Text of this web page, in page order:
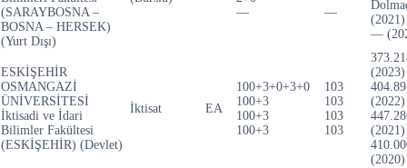
(SARAYBOSNA –
BOSNA – HERSEK)
(Yurt Dışı)
—
—
(2021)
—
ESKİŞEHİR
OSMANGAZİ
ÜNİVERSİTESİ
İktisadi ve İdari
Bilimler Fakültesi
(ESKİŞEHİR) (Devlet)
İktisat EA
100+3+0+3+0
100+3
100+3
100+3
103
103
103
103
(2023)
(2022)
(2021)
(2020)